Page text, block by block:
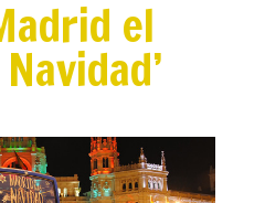
el